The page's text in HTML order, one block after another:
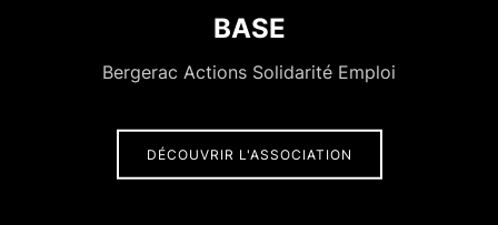
BASE
Bergerac Actions Solidarité Emploi
DÉCOUVRIR L'ASSOCIATION